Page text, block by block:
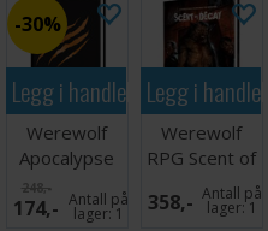
Legg i handlekurven
30%
Werewolf
Apocalypse
RPG
Expanded
248,-
174,- Antall på
lager:1
Legg i
Werewolf
RPG Scent of
Decay
358,- Antall på
lager:1